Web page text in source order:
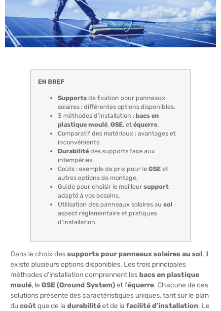
EN BREF
Supports de fixation pour panneaux
solaires : différentes options disponibles.
3 méthodes d’installation : bacs en
plastique moulé, GSE, et équerre.
Comparatif des matériaux : avantages et
inconvénients.
Durabilité des supports face aux
intempéries.
Coûts : exemple de prix pour le GSE et
autres options de montage.
Guide pour choisir le meilleur support
adapté à vos besoins.
Utilisation des panneaux solaires au sol :
aspect réglementaire et pratiques
d’installation.
Dans le choix dessupports pour panneaux solaires au sol, il
existe plusieurs options disponibles. Les trois principales
méthodes d’installation comprennent lesbacs en plastique
moulé, le GSE (Ground System)et l’équerre. Chacune de ces
solutions présente des caractéristiques uniques, tant sur le plan
ducoûtque de la durabilitéet de la facilité d’installation. Le